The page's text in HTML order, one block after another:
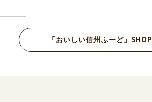
「おいしい信州ふーど」SHOP